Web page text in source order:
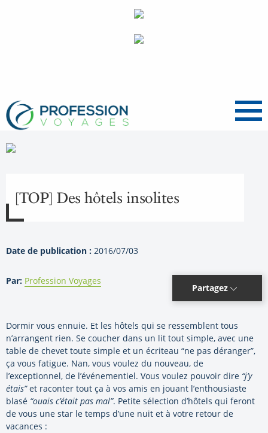
Menu
[TOP] Des hôtels insolites
Date de publication : 2016/07/03
Par: Profession Voyages
Partagez
Dormir vous ennuie. Et les hôtels qui se ressemblent tous
n’arrangent rien. Se coucher dans un lit tout simple, avec une
table de chevet toute simple et un écriteau “ne pas déranger”,
ça vous fatigue. Nan, vous voulez du nouveau, de
l’exceptionnel, de l’événementiel. Vous voulez pouvoir dire “j’y
étais”et raconter tout ça à vos amis en jouant l’enthousiaste
blasé “ouais c’était pas mal”. Petite sélection d’hôtels qui feront
de vous une star le temps d’une nuit et à votre retour de
vacances :